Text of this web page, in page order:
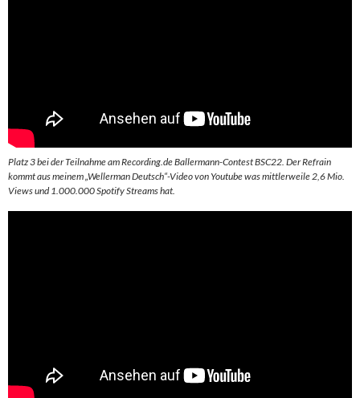
Platz 3 bei der Teilnahme am Recording.de Ballermann-Contest BSC22. Der Refrain
kommt aus meinem „Wellerman Deutsch“-Video von Youtube was mittlerweile 2,6 Mio.
Views und 1.000.000 Spotify Streams hat.